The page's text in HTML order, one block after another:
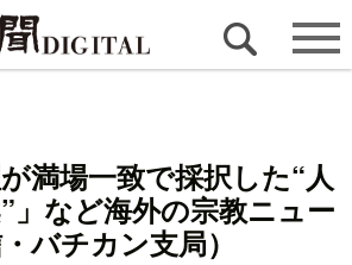
が満場一致で採択した“人
」など海外の宗教ニュー
バチカン支局）